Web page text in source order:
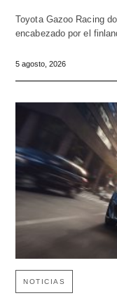
Toyota Gazoo Racing
encabezado por el
5 agosto, 2026
NOTICIAS